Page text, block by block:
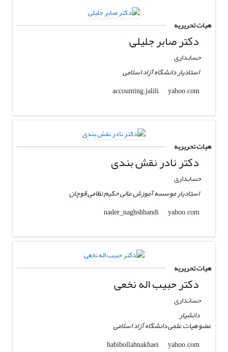
هیات تحریریه
دکتر صابر جلیلی
حسابداری
استادیار دانشگاه آزاد اسلامی
accounting.jalili
yahoo.com
هیات تحریریه
دکتر نادر نقش بندی
حسابداری
استادیار موسسه آموزش عالی حکیم نظامی قوچان
nader_naghshbandi
yahoo.com
هیات تحریریه
دکتر حبیب اله نخعی
حسابداری
دانشیار
عضو هیات علمی دانشگاه آزاد اسلامی
habibollahnakhaei
yahoo.com